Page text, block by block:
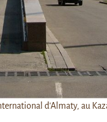
d'Almaty, au